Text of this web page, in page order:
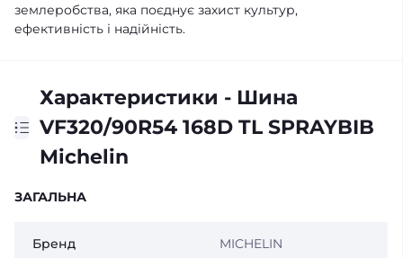
землеробства, яка поєднує захист культур,
ефективність і надійність.
Характеристики - Шина
VF320/90R54 168D TL SPRAYBIB
Michelin
ЗАГАЛЬНА
Бренд MICHELIN